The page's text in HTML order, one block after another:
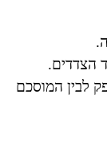
הצדדים.
לבין המוסכם